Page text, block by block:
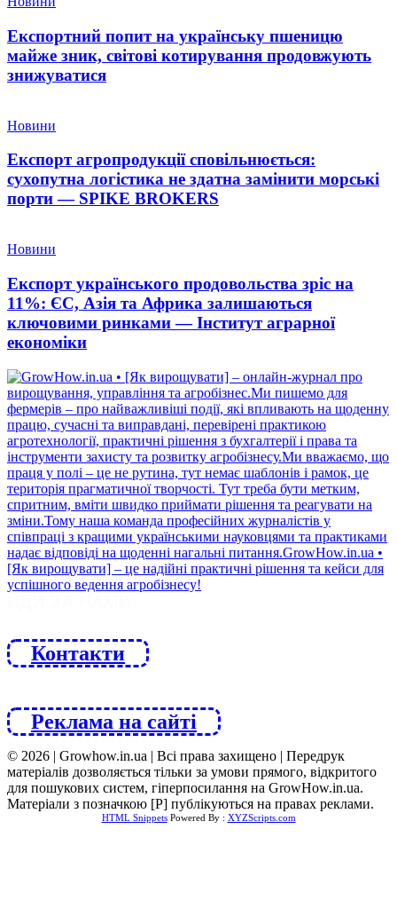
Експортний попит на українську пшеницю
майже зник, світові котирування продовжують
знижуватися
Новини
Експорт агропродукції сповільнюється:
сухопутна логістика не здатна замінити морські
порти — SPIKE BROKERS
Новини
Експорт українського продовольства зріс на
11%: ЄС, Азія та Африка залишаються
ключовими ринками — Інститут аграрної
економіки
Контакти
Реклама на сайті
© 2026 | Growhow.in.ua | Всі права захищено | Передрук
матеріалів дозволяється тільки за умови прямого, відкритого
для пошукових систем, гіперпосилання на GrowHow.in.ua.
Матеріали з позначкою [Р] публікуються на правах реклами.
HTML SnippetsPowered By : XYZScripts.com